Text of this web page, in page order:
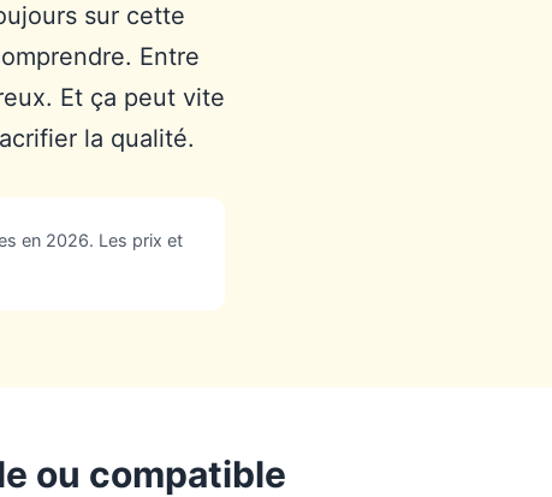
sur cette
Entre
Et ça peut vite
la qualité.
en 2026. Les prix et
ou compatible